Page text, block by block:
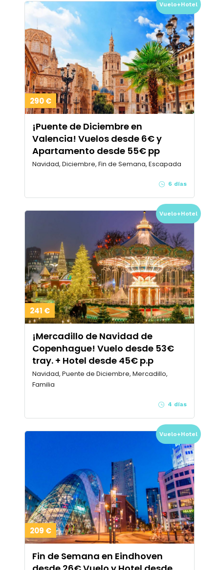
Vuelo+Hotel
290 €
¡Puente de Diciembre en
Valencia! Vuelos desde 6€ y
Apartamento desde 55€ pp
Navidad, Diciembre, Fin de Semana, Escapada
6 días
Vuelo+Hotel
241 €
¡Mercadillo de Navidad de
Copenhague! Vuelo desde 53€
tray. + Hotel desde 45€ p.p
Navidad, Puente de Diciembre, Mercadillo,
Familia
4 días
Vuelo+Hotel
209 €
Fin de Semana en Eindhoven